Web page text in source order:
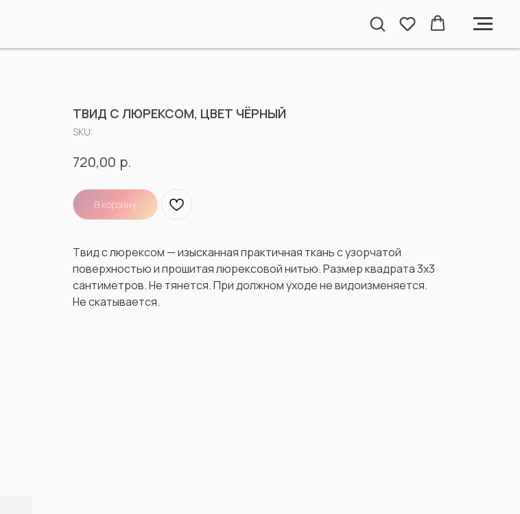
ТВИД С ЛЮРЕКСОМ, ЦВЕТ ЧЁРНЫЙ
SKU:
720,00 р.
В корзину
Твид с люрексом — изысканная практичная ткань с узорчатой
поверхностью и прошитая люрексовой нитью. Размер квадрата 3х3
сантиметров. Не тянется. При должном уходе не видоизменяется.
Не скатывается.